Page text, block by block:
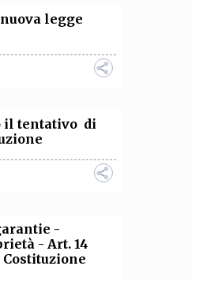
legge
il tentativo di
-
- Art. 14
Costituzione